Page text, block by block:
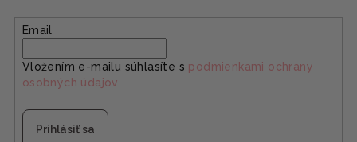
Email
Vložením e-mailu súhlasíte s podmienkami ochrany
osobných údajov
Prihlásiť sa